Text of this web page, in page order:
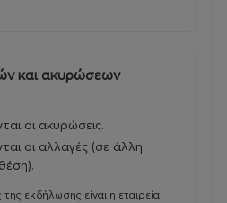
και ακυρώσεων
οι ακυρώσεις.
οι αλλαγές (σε άλλη
εκδήλωσης είναι η εταιρεία